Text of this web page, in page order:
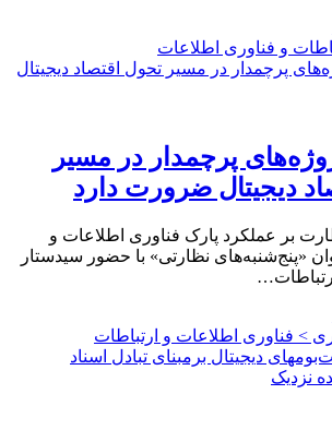
و فناوری اطلاعات
پرچمدار در مسیر
دیجیتال ضرورت دارد
بر عملکرد پارک فناوری اطلاعات و
«پنج‌شنبه‌های نظارتی» با حضور سیدستار
> فناوری اطلاعات و ارتباطات